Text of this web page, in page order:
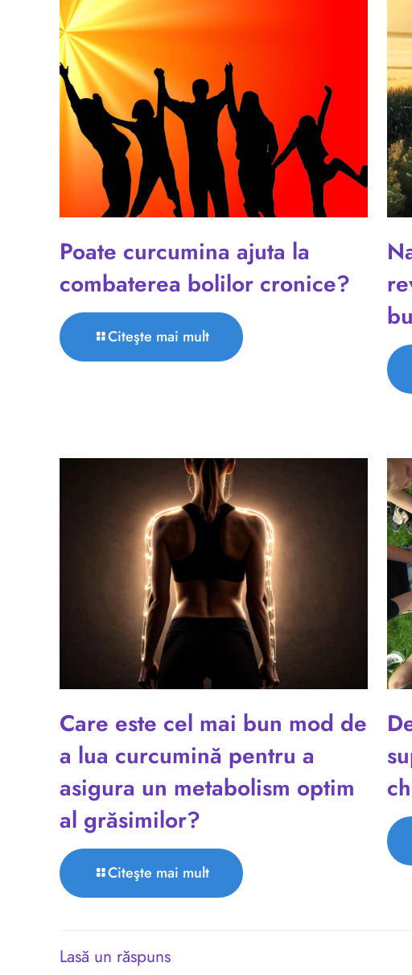
Poate curcumina ajuta la
combaterea bolilor cronice?
Citeşte mai mult
Care este cel mai bun mod de
a lua curcumină pentru a
asigura un metabolism optim
al grăsimilor?
Citeşte mai mult
Lasă un răspuns